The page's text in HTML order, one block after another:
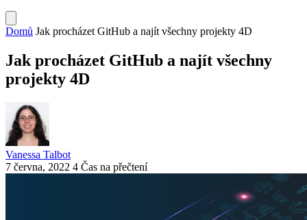
Domů Jak procházet GitHub a najít všechny projekty 4D
Jak procházet GitHub a najít všechny
projekty 4D
Vanessa Talbot
7 června, 2022 4 Čas na přečtení